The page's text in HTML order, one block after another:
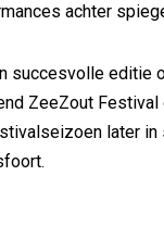
achter
succesvolle editie
ZeeZout
later